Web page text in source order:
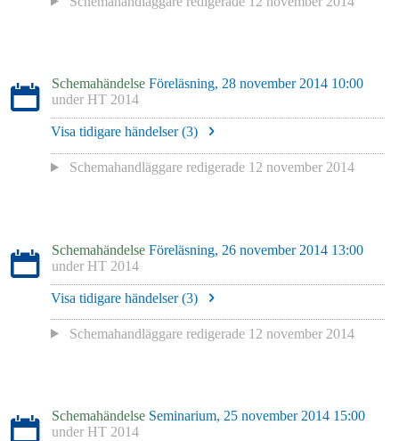
Schemahändelse Föreläsning, 28 november 2014 10:00
under HT 2014
Visa tidigare händelser (3)
Schemahandläggare redigerade 12 november 2014
Schemahändelse Föreläsning, 26 november 2014 13:00
under HT 2014
Visa tidigare händelser (3)
Schemahandläggare redigerade 12 november 2014
Schemahändelse Seminarium, 25 november 2014 15:00
under HT 2014